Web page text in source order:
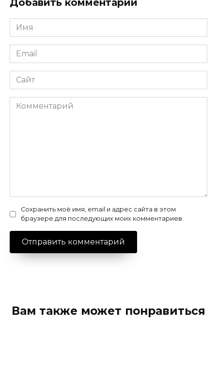
Добавить комментарий
Имя
*
Email
*
Сайт
Комментарий
Сохранить моё имя, email и адрес сайта в этом
браузере для последующих моих комментариев.
Вам также может понравиться